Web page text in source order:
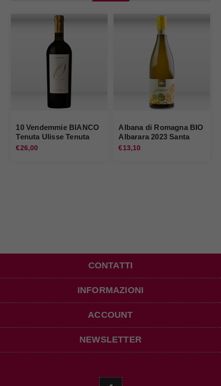
10 Vendemmie BIANCO
Tenuta Ulisse Tenuta
Ulisse
€26,00
Albana di Romagna BIO
Albarara 2023 Santa
Lucia
€13,10
CONTATTI
INFORMAZIONI
ACCOUNT
NEWSLETTER